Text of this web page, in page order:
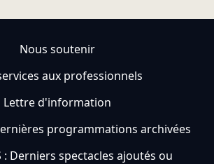
Nous soutenir
aux professionnels
Lettre d'information
programmations archivées
: Derniers spectacles ajoutés ou